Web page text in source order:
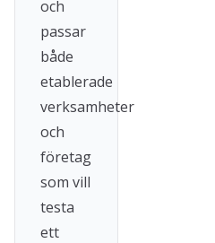
och
passar
både
etablerade
verksamheter
och
företag
som vill
testa
ett